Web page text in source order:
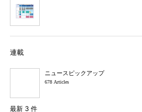
連載
ニュースピックアップ
678 Articles
最新 3 件